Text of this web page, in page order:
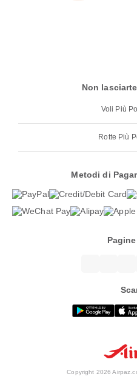
Non
Voli Più
Rotte Più
Metodi di
Copyright 2026